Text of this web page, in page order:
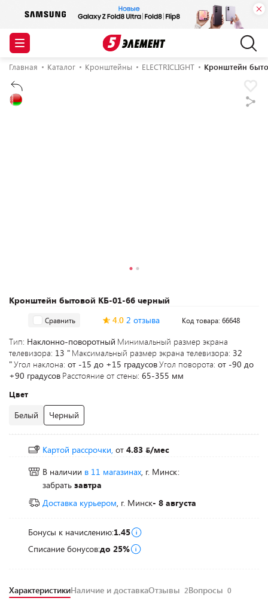
Главная Каталог Кронштейны ELECTRICLIGHT Кронштейн
Кронштейн бытовой КБ-01-66 черный
Сравнить 4.0 2 отзыва Код товара: 66648
Тип: Наклонно-поворотный Минимальный размер экрана
телевизора: 13 " Максимальный размер экрана телевизора: 32
"Угол наклона: от -15 до +15 градусовУгол поворота: от -90 до
+90 градусов Расстояние от стены: 65-355 мм
Цвет
Белый Черный
Картой рассрочки, от 4.83
/мес
В наличии в 11 магазинах, г. Минск:
забрать завтра
Доставка курьером, г. Минск- 8 августа
Бонусы к начислению:1.45
Списание бонусов:до 25%
ХарактеристикиНаличие и доставкаОтзывы 2Вопросы 0